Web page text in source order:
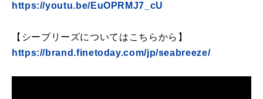
https://youtu.be/EuOPRMJ7_cU
【シーブリーズについてはこちらから】
https://brand.finetoday.com/jp/seabreeze/